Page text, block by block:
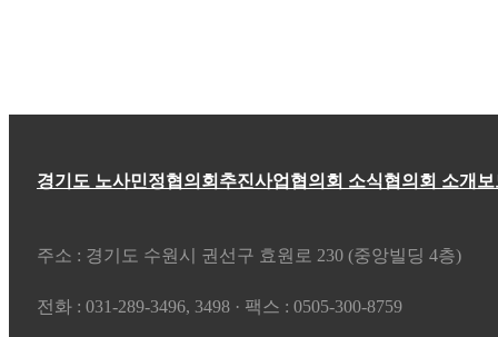
경기도 노사민정협의회 추진사업 협의회 소식협의회 소개
주소 : 경기도 수원시 권선구 효원로 230 (중앙빌딩 4층)
전화 : 031-289-3496, 3498 · 팩스 : 0505-300-8759